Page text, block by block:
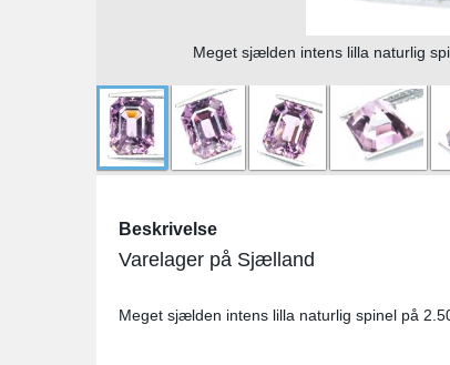
Meget sjælden intens lilla naturlig
Beskrivelse
Varelager på Sjælland
Meget sjælden intens lilla naturlig spinel på